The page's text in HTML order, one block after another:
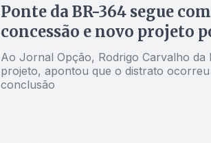
Ponte da BR-364 segue
concessão e novo projeto
Ao Jornal Opção, Rodrigo Carvalho da
projeto, apontou que o distrato
conclusão